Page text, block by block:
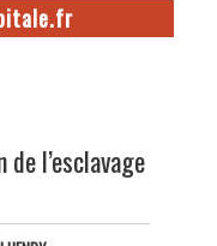
de l’esclavage